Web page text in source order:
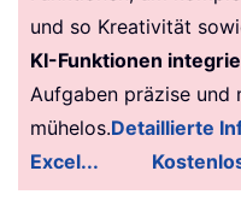
und so Kreativität
KI-Funktionen
Aufgaben präzise und
mühelos.Detaillierte
Excel...